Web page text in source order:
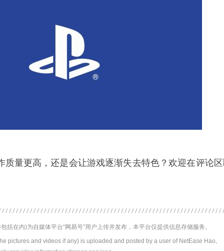
质量更高，还是会让游戏逐渐失去特色？欢迎在评论
括在内)为自媒体平台“网易号”用户上传并发布，本平台仅提供信息存储服务。
pictures and videos if any) is uploaded and posted by a user of NetEase Hao,